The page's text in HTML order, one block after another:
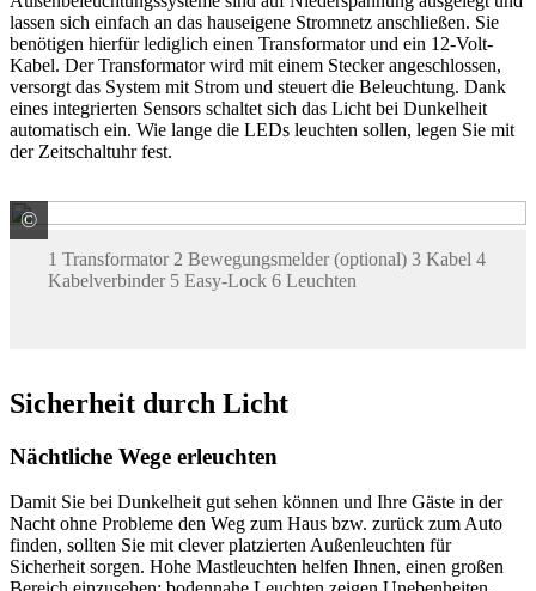
lassen sich einfach an das hauseigene Stromnetz anschließen. Sie
benötigen hierfür lediglich einen Transformator und ein 12-Volt-
Kabel. Der Transformator wird mit einem Stecker angeschlossen,
versorgt das System mit Strom und steuert die Beleuchtung. Dank
eines integrierten Sensors schaltet sich das Licht bei Dunkelheit
automatisch ein. Wie lange die LEDs leuchten sollen, legen Sie mit
der Zeitschaltuhr fest.
©
in-lite design bv
1 Transformator 2 Bewegungsmelder (optional) 3 Kabel 4
Kabelverbinder 5 Easy-Lock 6 Leuchten
Sicherheit durch Licht
Nächtliche Wege erleuchten
Damit Sie bei Dunkelheit gut sehen können und Ihre Gäste in der
Nacht ohne Probleme den Weg zum Haus bzw. zurück zum Auto
finden, sollten Sie mit clever platzierten Außenleuchten für
Sicherheit sorgen. Hohe Mastleuchten helfen Ihnen, einen großen